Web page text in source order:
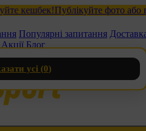
Публікуйте фото або
Популярні запитання
Акції Блог
усі (0)